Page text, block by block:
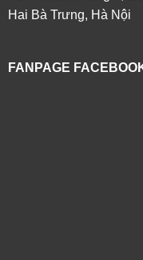
Hai Bà Trưng, Hà Nội
FANPAGE